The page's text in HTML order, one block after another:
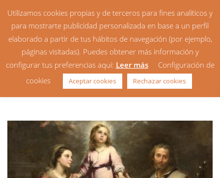
Homilía: Fiesta de la Sagrada
Utilizamos cookies propias y de terceros para fines analíticos y
para mostrarte publicidad personalizada en base a un perfil
elaborado a partir de tus hábitos de navegación (por ejemplo,
páginas visitadas). Puedes obtener más información y
configurar tus preferencias aquí: Leer más
Configuración de
cookies
Aceptar cookies Rechazar cookies